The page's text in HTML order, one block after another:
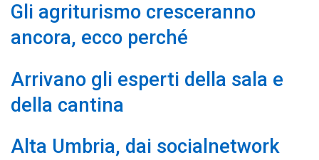
Gli agriturismo cresceranno
ancora, ecco perché
Arrivano gli esperti della sala e
della cantina
Alta Umbria, dai socialnetwork